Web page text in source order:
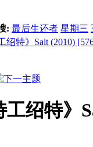
: 最后生还者 星期三
绍特》Salt (2010)
工绍特》